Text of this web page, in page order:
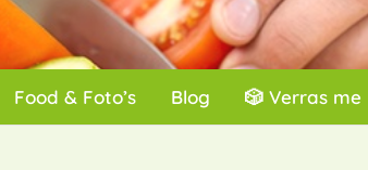
Food & Foto’s Blog 🎲 Verras me